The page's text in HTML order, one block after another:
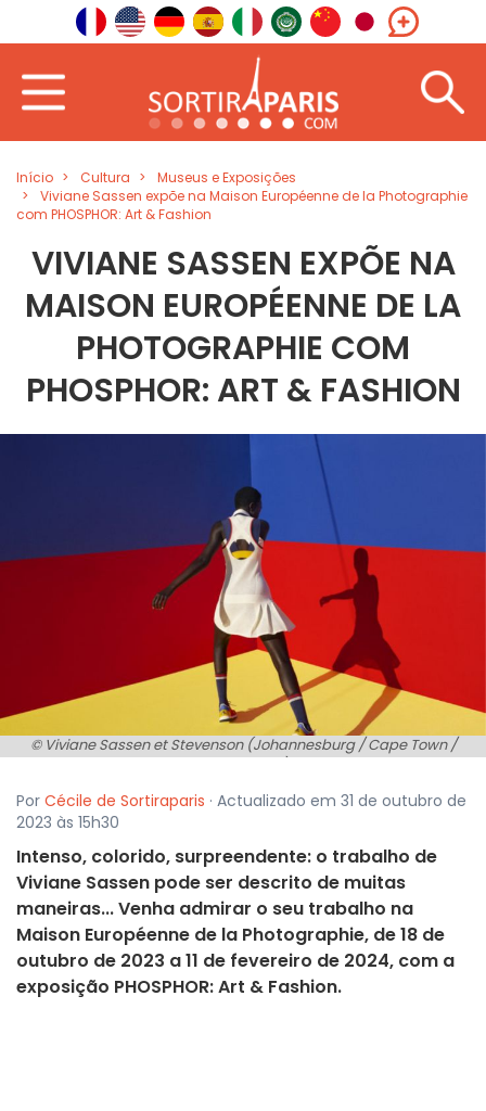
Início Cultura
Museus e Exposições
Viviane Sassen expõe na Maison Européenne de la Photographie
com PHOSPHOR: Art & Fashion
VIVIANE SASSEN EXPÕE NA
MAISON EUROPÉENNE DE LA
PHOTOGRAPHIE COM
PHOSPHOR: ART & FASHION
© Viviane Sassen et Stevenson (Johannesburg / Cape Town /
Por Cécile de Sortiraparis · Actualizado em 31 de outubro de
2023 às 15h30
Intenso, colorido, surpreendente: o trabalho de
Viviane Sassen pode ser descrito de muitas
maneiras... Venha admirar o seu trabalho na
Maison Européenne de la Photographie, de 18 de
outubro de 2023 a 11 de fevereiro de 2024, com a
exposição PHOSPHOR: Art & Fashion.